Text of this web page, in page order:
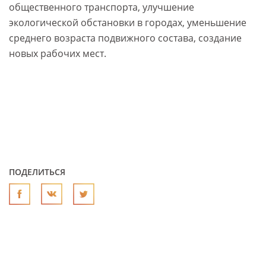
общественного транспорта, улучшение
экологической обстановки в городах, уменьшение
среднего возраста подвижного состава, создание
новых рабочих мест.
ПОДЕЛИТЬСЯ